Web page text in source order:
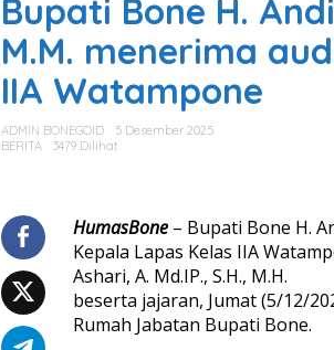
p
a
t
B
o
e
n
i
A
s
m
Bupati Bone H.
M.M. menerima
IIA Watampone
ADMIN BONEGOID
5 Desember 2025
BERITA
3479 Dilihat
HumasBone – Bupati Bone H.
Kepala Lapas Kelas IIA
Ashari, A. Md.IP., S.H., M.H.
beserta jajaran, Jumat (5/12/
Rumah Jabatan Bupati Bone.